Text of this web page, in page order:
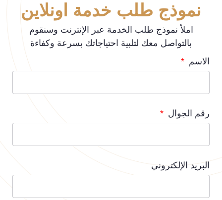
نموذج طلب خدمة اونلاين
املأ نموذج طلب الخدمة عبر الإنترنت وسنقوم
بالتواصل معك لتلبية احتياجاتك بسرعة وكفاءة
الاسم
رقم الجوال
البريد الإلكتروني